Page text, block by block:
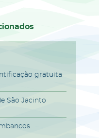
gratuita
São Jacinto